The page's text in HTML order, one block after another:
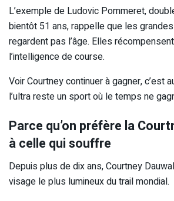
L’exemple de Ludovic Pommeret,
bientôt 51 ans, rappelle que les
regardent pas l’âge. Elles
l’intelligence de course.
Voir Courtney continuer à gagner, c’est
l’ultra reste un sport où le temps ne
Parce qu’on préfère la
à celle qui souffre
Depuis plus de dix ans, Courtney
visage le plus lumineux du trail mondial.